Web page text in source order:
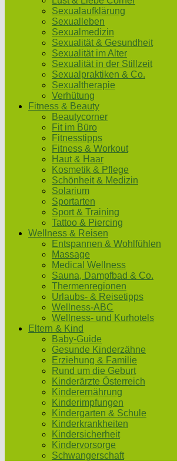
Sexualaufklärung
Sexualleben
Sexualmedizin
Sexualität & Gesundheit
Sexualität im Alter
Sexualität in der Stillzeit
Sexualpraktiken & Co.
Sexualtherapie
Verhütung
Fitness & Beauty
Beautycorner
Fit im Büro
Fitnesstipps
Fitness & Workout
Haut & Haar
Kosmetik & Pflege
Schönheit & Medizin
Solarium
Sportarten
Sport & Training
Tattoo & Piercing
Wellness & Reisen
Entspannen & Wohlfühlen
Massage
Medical Wellness
Sauna, Dampfbad & Co.
Thermenregionen
Urlaubs- & Reisetipps
Wellness-ABC
Wellness- und Kurhotels
Eltern & Kind
Baby-Guide
Gesunde Kinderzähne
Erziehung & Familie
Rund um die Geburt
Kinderärzte Österreich
Kinderernährung
Kinderimpfungen
Kindergarten & Schule
Kinderkrankheiten
Kindersicherheit
Kindervorsorge
Schwangerschaft